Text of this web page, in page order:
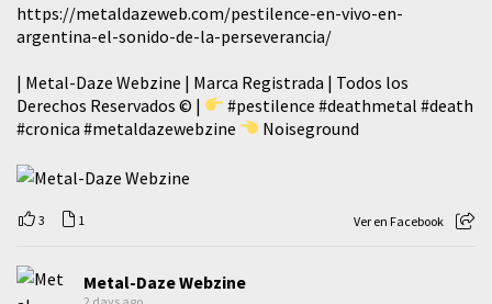
https://metaldazeweb.com/pestilence-en-vivo-en-
argentina-el-sonido-de-la-perseverancia/
| Metal-Daze Webzine | Marca Registrada | Todos los
Derechos Reservados © |
#pestilence #deathmetal #death
#cronica #metaldazewebzine Noiseground
3 1 Ver en Facebook
Metal-Daze Webzine